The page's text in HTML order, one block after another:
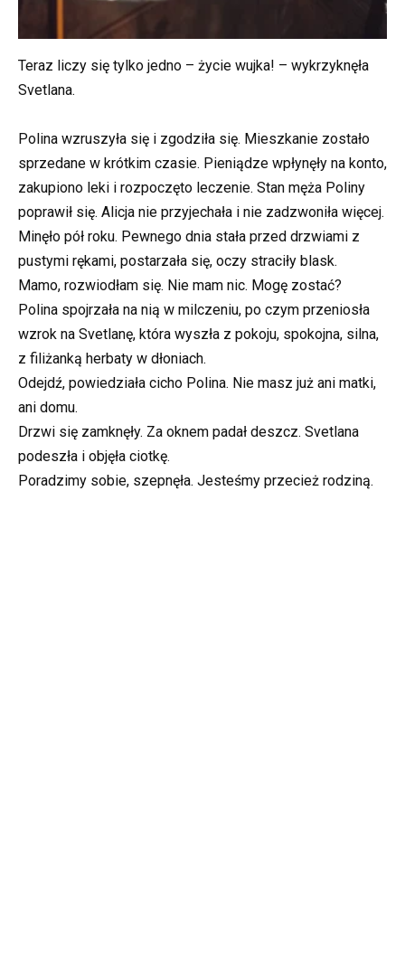
Teraz liczy się tylko jedno – życie wujka! – wykrzyknęła
Svetlana.
Polina wzruszyła się i zgodziła się. Mieszkanie zostało
sprzedane w krótkim czasie. Pieniądze wpłynęły na konto,
zakupiono leki i rozpoczęto leczenie. Stan męża Poliny
poprawił się. Alicja nie przyjechała i nie zadzwoniła więcej.
Minęło pół roku. Pewnego dnia stała przed drzwiami z
pustymi rękami, postarzała się, oczy straciły blask.
Mamo, rozwiodłam się. Nie mam nic. Mogę zostać?
Polina spojrzała na nią w milczeniu, po czym przeniosła
wzrok na Svetlanę, która wyszła z pokoju, spokojna, silna,
z filiżanką herbaty w dłoniach.
Odejdź, powiedziała cicho Polina. Nie masz już ani matki,
ani domu.
Drzwi się zamknęły. Za oknem padał deszcz. Svetlana
podeszła i objęła ciotkę.
Poradzimy sobie, szepnęła. Jesteśmy przecież rodziną.